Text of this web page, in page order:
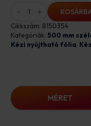
nyújthatófólia
500mm/17my/256m/2,2kg
(0,2kg
cséve)
mennyiség
Cikkszám: 8150354
Kategóriák:500 mm
Kézi nyújtható fólia,
MÉRET